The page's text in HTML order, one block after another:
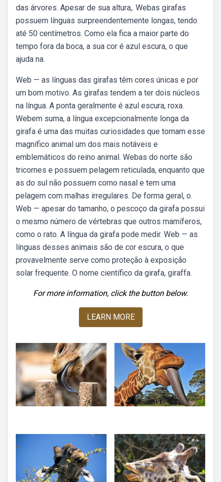
das árvores. Apesar de sua altura,. Webas girafas
possuem línguas surpreendentemente longas, tendo
até 50 centímetros. Como ela fica a maior parte do
tempo fora da boca, a sua cor é azul escura, o que
ajuda na.
Web — as línguas das girafas têm cores únicas e por
um bom motivo. As girafas tendem a ter dois núcleos
na língua. A ponta geralmente é azul escura, roxa.
Webem suma, a língua excepcionalmente longa da
girafa é uma das muitas curiosidades que tornam esse
magnífico animal um dos mais notáveis e
emblemáticos do reino animal. Webas do norte são
tricornes e possuem pelagem reticulada, enquanto que
as do sul não possuem corno nasal e tem uma
pelagem com malhas irregulares. De forma geral, o.
Web — apesar do tamanho, o pescoço da girafa possui
o mesmo número de vértebras que outros mamíferos,
como o rato. A língua da girafa pode medir. Web — as
línguas desses animais são de cor escura, o que
provavelmente serve como proteção à exposição
solar frequente. O nome científico da girafa, giraffa.
For more information, click the button below.
LEARN MORE